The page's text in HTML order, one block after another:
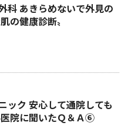
科 あきらめないで外見の
の健康診断〟
ック 安心して通院しても
院に聞いたＱ＆Ａ⑥